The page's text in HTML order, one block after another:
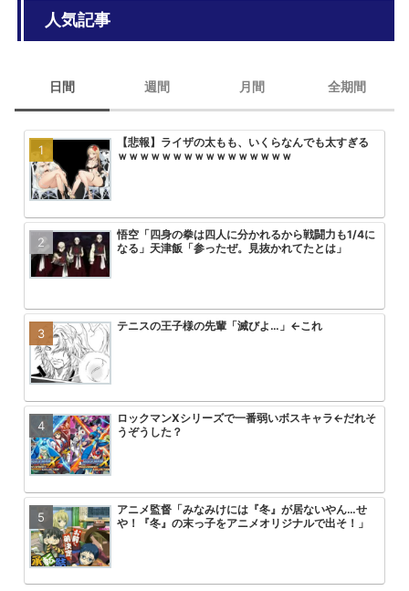
人気記事
日間
【悲報】ライザの太もも、いくらなんでも太すぎる
ｗｗｗｗｗｗｗｗｗｗｗｗｗｗｗｗ
悟空「四身の拳は四人に分かれるから戦闘力も1/4に
なる」天津飯「参ったぜ。見抜かれてたとは」
テニスの王子様の先輩「滅びよ…」←これ
ロックマンXシリーズで一番弱いボスキャラ←だれそ
うぞうした？
アニメ監督「みなみけには『冬』が居ないやん…せ
や！『冬』の末っ子をアニメオリジナルで出そ！」
週間
【画像】ひぐらし「女子小学生を
っ込んで、糞尿まみれで窒息死さ
美味しんぼvs将太の寿司のワサビ
ｗ
【悲報】最近のプリキュアヒロイ
HUNTER×HUNTERのこいつって
【悲報】アーニャ・フォージャー
まう
月間
みいちゃんと山田さん、次号最終回
アニメ無職転生3期が始まるけどこ
を追い抜くけど
【画像】「彼岸島」の作者がヤニ
【朗報】ヤニねこ中国で大ヒット
無職転生第3期が第一話からいきな
コにして失禁させるシーンを流し
全期間
大人気エロ漫画「サバエとヤッた
回を迎える
【画像】トガちゃんの新作フィギ
クスｗｗｗｗｗｗｗｗｗｗｗｗｗｗ
【悲報】ワンパンマン3期の作画お
【悲報】ワンピース、適当につけ
速報 フリーレンの丸パクリ作品炎